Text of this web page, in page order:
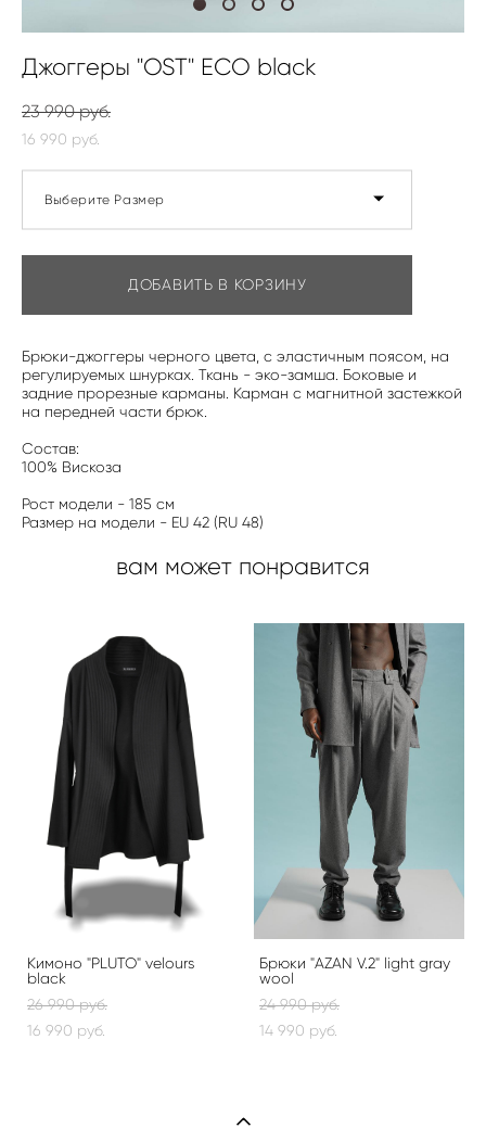
Джоггеры "OST" ECO black
23 990 pуб.
16 990 pуб.
Выберите Размер
ДОБАВИТЬ В КОРЗИНУ
Брюки-джоггеры черного цвета, с эластичным поясом, на
регулируемых шнурках. Ткань - эко-замша. Боковые и
задние прорезные карманы. Карман с магнитной застежкой
на передней части брюк.
Состав:
100% Вискоза
Рост модели - 185 см
Размер на модели - EU 42 (RU 48)
вам может понравится
Кимоно "PLUTO" velours
black
26 990 pуб.
16 990 pуб.
Брюки "AZAN V.2" light gray
wool
24 990 pуб.
14 990 pуб.